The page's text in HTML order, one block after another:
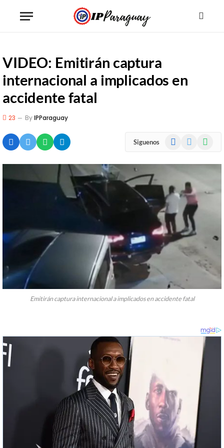
VIDEO: Emitirán captura
internacional a implicados en
accidente fatal
23 ByIPParaguay
Siguenos Facebook
Emitirán captura internacional a implicados en accidente fatal